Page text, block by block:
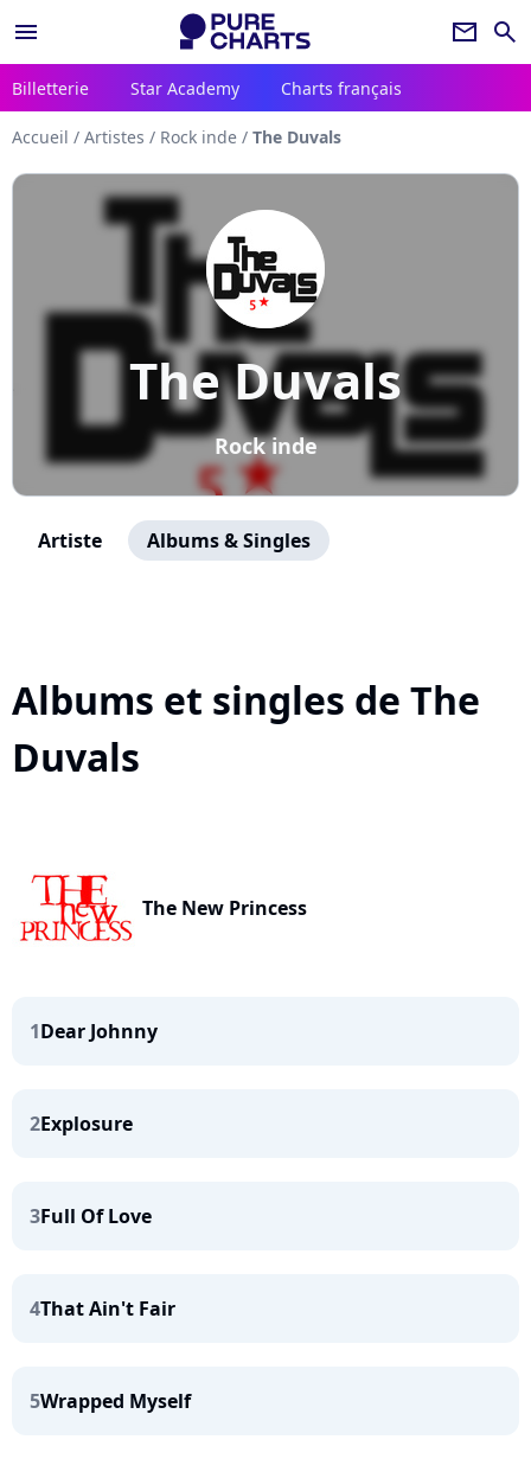
menu newsletter search
Billetterie Star Academy Charts français
Accueil / Artistes / Rock inde / The Duvals
The Duvals
Rock inde
Artiste Albums & Singles
Albums et singles de The
Duvals
The New Princess
1Dear Johnny
2Explosure
3Full Of Love
4That Ain't Fair
5Wrapped Myself